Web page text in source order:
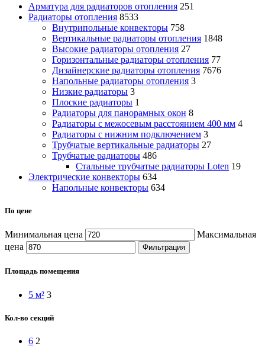
Арматура для радиаторов отопления 251
Радиаторы отопления 8533
Внутрипольные конвекторы 758
Вертикальные радиаторы отопления 1848
Высокие радиаторы отопления 27
Горизонтальные радиаторы отопления 77
Дизайнерские радиаторы отопления 7676
Напольные радиаторы отопления 3
Низкие радиаторы 3
Плоские радиаторы 1
Радиаторы для панорамных окон 8
Радиаторы с межосевым расстоянием 400 мм 4
Радиаторы с нижним подключением 3
Трубчатые вертикальные радиаторы 27
Трубчатые радиаторы 486
Cтальные трубчатые радиаторы Loten 19
Электрические конвекторы 634
Напольные конвекторы 634
По цене
Минимальная цена
Максимальная
цена
Фильтрация
Площадь помещения
5 м² 3
Кол-во секций
6 2